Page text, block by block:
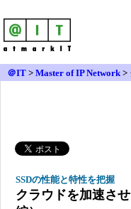
＠IT > Master of IP Network >
SSDの性能と特性を把握
クラウドを加速さ